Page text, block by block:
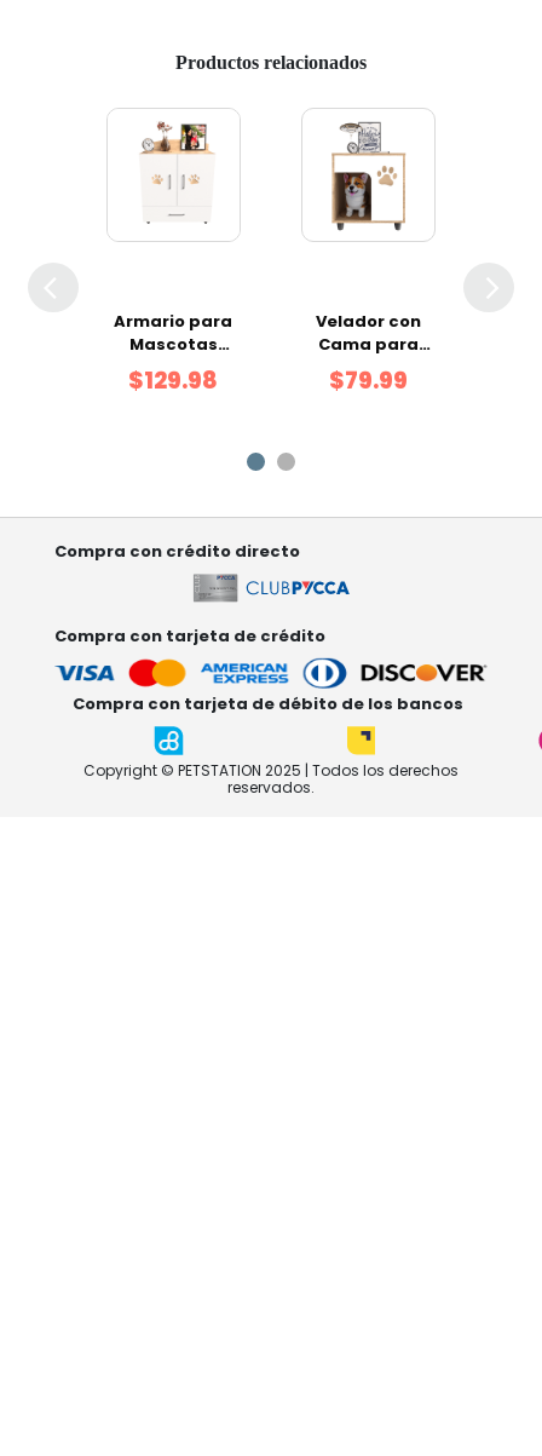
Productos relacionados
Armario para
Mascotas
Estigia
$129.98
Velador con
Cama para
Mascotas Nilo
$79.99
Compra con crédito directo
Compra con tarjeta de crédito
Compra con tarjeta de débito de los bancos
Copyright © PETSTATION 2025 | Todos los derechos
reservados.